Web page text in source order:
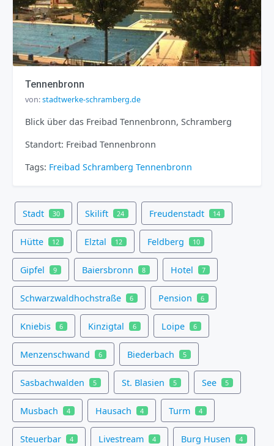
Tennenbronn
von:stadtwerke-schramberg.de
Blick über das Freibad Tennenbronn, Schramberg
Standort: Freibad Tennenbronn
Tags: Freibad Schramberg Tennenbronn
Stadt 30 Skilift 24 Freudenstadt 14
Hütte 12 Elztal 12 Feldberg 10
Gipfel 9 Baiersbronn 8 Hotel 7
Schwarzwaldhochstraße 6 Pension 6
Kniebis 6 Kinzigtal 6 Loipe 6
Menzenschwand 6 Biederbach 5
Sasbachwalden 5 St. Blasien 5 See 5
Musbach 4 Hausach 4 Turm 4
Steuerbar 4 Livestream 4 Burg Husen 4